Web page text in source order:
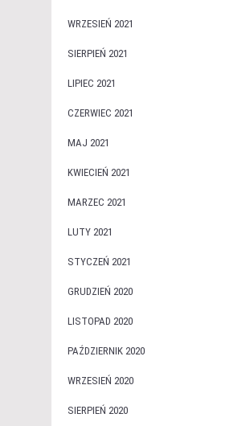
WRZESIEŃ 2021
SIERPIEŃ 2021
LIPIEC 2021
CZERWIEC 2021
MAJ 2021
KWIECIEŃ 2021
MARZEC 2021
LUTY 2021
STYCZEŃ 2021
GRUDZIEŃ 2020
LISTOPAD 2020
PAŹDZIERNIK 2020
WRZESIEŃ 2020
SIERPIEŃ 2020